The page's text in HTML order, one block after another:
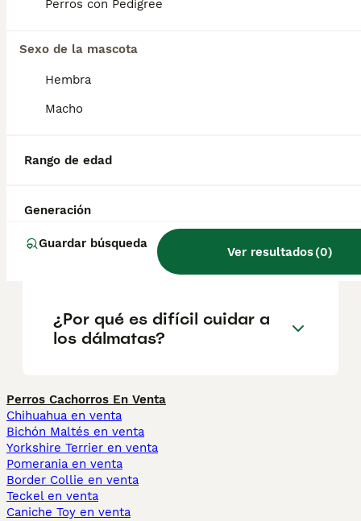
Perros con Pedigree
Sexo de la mascota
Hembra
Macho
Rango de edad
Generación
Guardar búsqueda
Ver resultados(0)
¿Cuántos cachorros tiene
¿Cuántos años suelen vivir
¿Los dálmatas se enferman
fácilmente?
¿Por qué es difícil cuidar a
los dálmatas?
Perros Cachorros En Venta
Chihuahua en venta
Bichón Maltés en venta
Yorkshire Terrier en venta
Pomerania en venta
Border Collie en venta
Teckel en venta
Caniche Toy en venta